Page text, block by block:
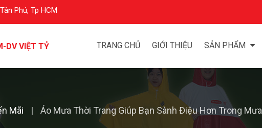
Phú, Tp HCM
DV VIỆT TỶ TRANG CHỦ GIỚI THIỆU SẢN PHẨM
Mãi Áo Mưa Thời Trang Giúp Bạn Sành Điệu Hơn Trong Mưa